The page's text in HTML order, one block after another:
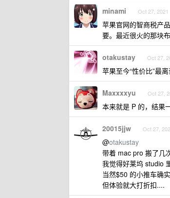
minami Oct 27, 2021
苹果官网的智商税产
要。最近很火的那块
otakustay Oct 27,
苹果至今“性价比”最
Maxxxxyu Oct 27,
本来就是 P 的，结果
20015jjw Oct 27,
@otakustay
带着 mac pro 搬了几
我觉得好莱坞 studio
当然$50 的小推车确
但体验就大打折扣....